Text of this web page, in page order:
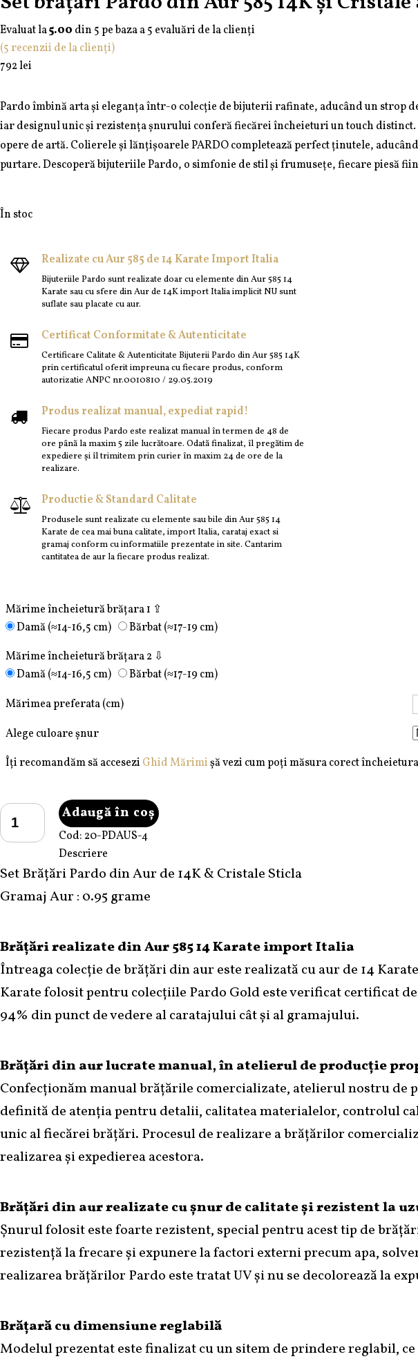
585
14K
14K
și
Agat
Evaluat la5.00 din 5 pe baza a5 evaluări de la clienți
(5 recenzii de la clienți)
792lei
Pardo îmbină arta și eleganța într-o colecție de bijuterii rafinate, aducând un strop
iar designul unic și rezistența șnurului conferă fiecărei încheieturi un touch
opere de artă. Colierele și lănțișoarele PARDO completează perfect ținutele,
purtare. Descoperă bijuteriile Pardo, o simfonie de stil și frumusețe, fiecare piesă
În stoc
Realizate cu Aur 585 de 14 Karate Import Italia
Bijuteriile Pardo sunt realizate doar cu elemente din Aur 585 14
Karate sau cu sfere din Aur de 14K import Italia implicit NU sunt
suflate sau placate cu aur.
Certificat Conformitate & Autenticitate
Certificare Calitate & Autenticitate Bijuterii Pardo din Aur 585 14K
prin certificatul oferit impreuna cu fiecare produs, conform
autorizatie ANPC nr.0010810 / 29.05.2019
Produs realizat manual, expediat rapid!
Fiecare produs Pardo este realizat manual în termen de 48 de
ore până la maxim 5 zile lucrătoare. Odată finalizat, îl pregătim de
expediere și îl trimitem prin curier în maxim 24 de ore de la
realizare.
Productie & Standard Calitate
Produsele sunt realizate cu elemente sau bile din Aur 585 14
Karate de cea mai buna calitate, import Italia, carataj exact si
gramaj conform cu informatiile prezentate in site. Cantarim
cantitatea de aur la fiecare produs realizat.
Mărime încheietură brățara 1 ⇪
Damă (≈14-16,5 cm)
Bărbat (≈17-19 cm)
Mărime încheietură brățara 2 ⇩
Damă (≈14-16,5 cm)
Bărbat (≈17-19 cm)
Mărimea preferata (cm)
Alege culoare șnur
Îți recomandăm să accesezi Ghid Mărimișă vezi cum poți măsura corect
Cantitate
Set
brățări
Pardo
Aur
și
Cristale
Sticla
Adaugă în coș
Cod: 20-PDAUS-4
Descriere
Set Brățări Pardo din Aur de 14K & Cristale Sticla
Gramaj Aur : 0.95 grame
Brățări realizate din Aur 585 14 Karate import Italia
Întreaga colecție de brățări din aur este realizată cu aur de 14
Karate folosit pentru colecțiile Pardo Gold este verificat certificat
94% din punct de vedere al caratajului cât și al gramajului.
Brățări din aur lucrate manual, în atelierul de producție
Confecționăm manual brățările comercializate, atelierul nostru de
definită de atenția pentru detalii, calitatea materialelor, controlul
unic al fiecărei brățări. Procesul de realizare a brățărilor
realizarea și expedierea acestora.
Brățări din aur realizate cu șnur de calitate și rezistent la
Șnurul folosit este foarte rezistent, special pentru acest tip de
rezistență la frecare și expunere la factori externi precum apa,
realizarea brățărilor Pardo este tratat UV și nu se decolorează la
Brățară cu dimensiune reglabilă
Modelul prezentat este finalizat cu un sitem de prindere reglabil,